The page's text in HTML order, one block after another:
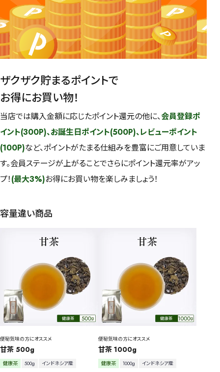
ザクザク貯まるポイントで
お得にお買い物！
当店では購入金額に応じたポイント還元の他に、会員登録ポ
イント(300P)、お誕生日ポイント(500P)、レビューポイント
(100P)など、ポイントがたまる仕組みを豊富にご用意していま
す。会員ステージが上がることでさらにポイント還元率がアッ
プ！(最大3%)お得にお買い物を楽しみましょう！
容量違い商品
便秘気味の方にオススメ
甘茶 500g
健康茶 500g インドネシア産
便秘気味の方にオススメ
甘茶 1000g
健康茶 1000g インドネシア産